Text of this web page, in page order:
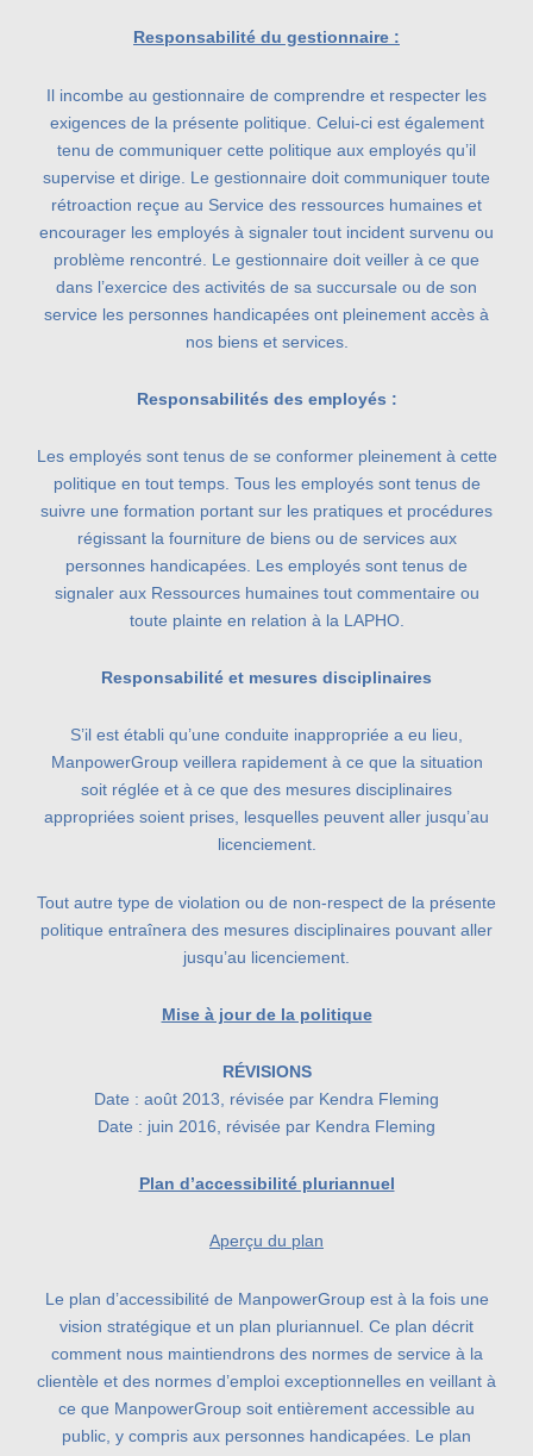
Responsabilité du gestionnaire :
Il incombe au gestionnaire de comprendre et respecter les
exigences de la présente politique. Celui-ci est également
tenu de communiquer cette politique aux employés qu’il
supervise et dirige. Le gestionnaire doit communiquer toute
rétroaction reçue au Service des ressources humaines et
encourager les employés à signaler tout incident survenu ou
problème rencontré. Le gestionnaire doit veiller à ce que
dans l’exercice des activités de sa succursale ou de son
service les personnes handicapées ont pleinement accès à
nos biens et services.
Responsabilités des employés :
Les employés sont tenus de se conformer pleinement à cette
politique en tout temps. Tous les employés sont tenus de
suivre une formation portant sur les pratiques et procédures
régissant la fourniture de biens ou de services aux
personnes handicapées. Les employés sont tenus de
signaler aux Ressources humaines tout commentaire ou
toute plainte en relation à la LAPHO.
Responsabilité et mesures disciplinaires
S’il est établi qu’une conduite inappropriée a eu lieu,
ManpowerGroup veillera rapidement à ce que la situation
soit réglée et à ce que des mesures disciplinaires
appropriées soient prises, lesquelles peuvent aller jusqu’au
licenciement.
Tout autre type de violation ou de non-respect de la présente
politique entraînera des mesures disciplinaires pouvant aller
jusqu’au licenciement.
Mise à jour de la politique
RÉVISIONS
Date : août 2013, révisée par Kendra Fleming
Date : juin 2016, révisée par Kendra Fleming
Plan d’accessibilité pluriannuel
Aperçu du plan
Le plan d’accessibilité de ManpowerGroup est à la fois une
vision stratégique et un plan pluriannuel. Ce plan décrit
comment nous maintiendrons des normes de service à la
clientèle et des normes d’emploi exceptionnelles en veillant à
ce que ManpowerGroup soit entièrement accessible au
public, y compris aux personnes handicapées. Le plan